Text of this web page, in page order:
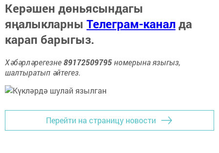
Керәшен дөньясындагы
яңалыкларны Телеграм-каналда
карап барыгыз.
Хәбәрләрегезне89172509795номерына языгыз,
шалтыратып әйтегез.
Перейти на страницу новости